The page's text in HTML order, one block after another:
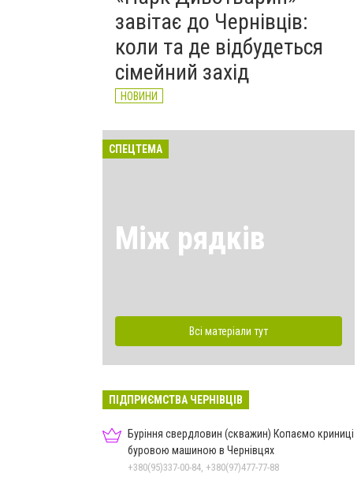
завітає до Чернівців:
коли та де відбудеться
сімейний захід
НОВИНИ
СПЕЦТЕМА
Між рядків
Всі матеріали тут
ПІДПРИЄМСТВА ЧЕРНІВЦІВ
Буріння свердловин (скважин) Копаємо криниці
буровою машиною в Чернівцях
+380(95)337-00-84, +380(97)477-77-88